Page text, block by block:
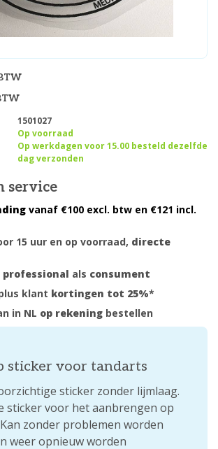
1501027
Op voorraad
Op werkdagen voor 15.00 besteld dezelfde
dag verzonden
service
vanaf €100 excl. btw en €121 incl.
15 uur en op voorraad, directe
professional als consument
klant kortingen tot 25%*
in NL op rekening bestellen
sticker voor tandarts
sticker zonder lijmlaag.
sticker voor het aanbrengen op
zonder problemen worden
weer opnieuw worden